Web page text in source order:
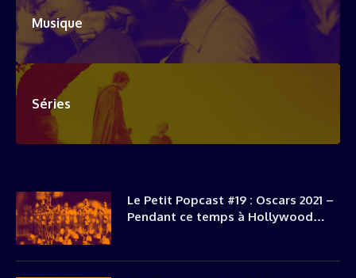
Musique
Séries
Le Petit Popcast #19 : Oscars 2021 –
Pendant ce temps à Hollywood…